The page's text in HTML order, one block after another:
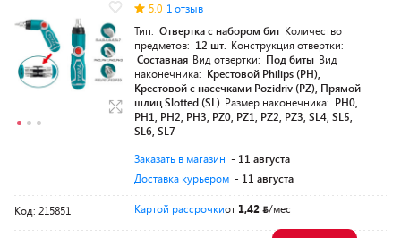
5.0 1 отзыв
Тип: Отвертка с набором бит Количество
предметов: 12 шт. Конструкция отвертки:
Составная Вид отвертки: Под биты Вид
наконечника: Крестовой Philips (PH),
Крестовой с насечками Pozidriv (PZ), Прямой
шлиц Slotted (SL) Размер наконечника: PH0,
PH1, PH2, PH3, PZ0, PZ1, PZ2, PZ3, SL4, SL5,
SL6, SL7
Заказать в магазин - 11 августа
Доставка курьером - 11 августа
Код: 215851 Картой рассрочкиот 1,42 /мес